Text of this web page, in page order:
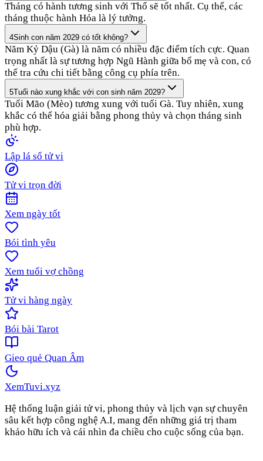
Tháng có hành tương sinh với Thổ sẽ tốt nhất. Cụ thể, các
tháng thuộc hành Hỏa là lý tưởng.
4Sinh con năm 2029 có tốt không?
Năm Kỷ Dậu (Gà) là năm có nhiều đặc điểm tích cực. Quan
trọng nhất là sự tương hợp Ngũ Hành giữa bố mẹ và con, có
thể tra cứu chi tiết bằng công cụ phía trên.
5Tuổi nào xung khắc với con sinh năm 2029?
Tuổi Mão (Mèo) tương xung với tuổi Gà. Tuy nhiên, xung
khắc có thể hóa giải bằng phong thủy và chọn tháng sinh
phù hợp.
Lập lá số tử vi
Tử vi trọn đời
Xem ngày tốt
Bói tình yêu
Xem tuổi vợ chồng
Tử vi hàng ngày
Bói bài Tarot
Gieo quẻ Quan Âm
XemTuvi.xyz
Hệ thống luận giải tử vi, phong thủy và lịch vạn sự chuyên
sâu kết hợp công nghệ A.I, mang đến những giá trị tham
khảo hữu ích và cái nhìn đa chiều cho cuộc sống của bạn.